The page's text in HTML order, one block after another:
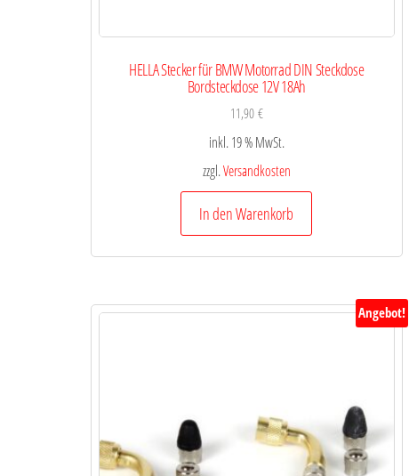
HELLA Stecker für BMW Motorrad DIN Steckdose
Bordsteckdose 12V 18Ah
11,90€
inkl. 19 % MwSt.
zzgl.Versandkosten
In den Warenkorb
Angebot!